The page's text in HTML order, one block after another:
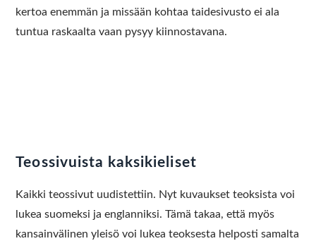
kertoa enemmän ja missään kohtaa taidesivusto ei ala
tuntua raskaalta vaan pysyy kiinnostavana.
Teossivuista kaksikieliset
Kaikki teossivut uudistettiin. Nyt kuvaukset teoksista voi
lukea suomeksi ja englanniksi. Tämä takaa, että myös
kansainvälinen yleisö voi lukea teoksesta helposti samalta